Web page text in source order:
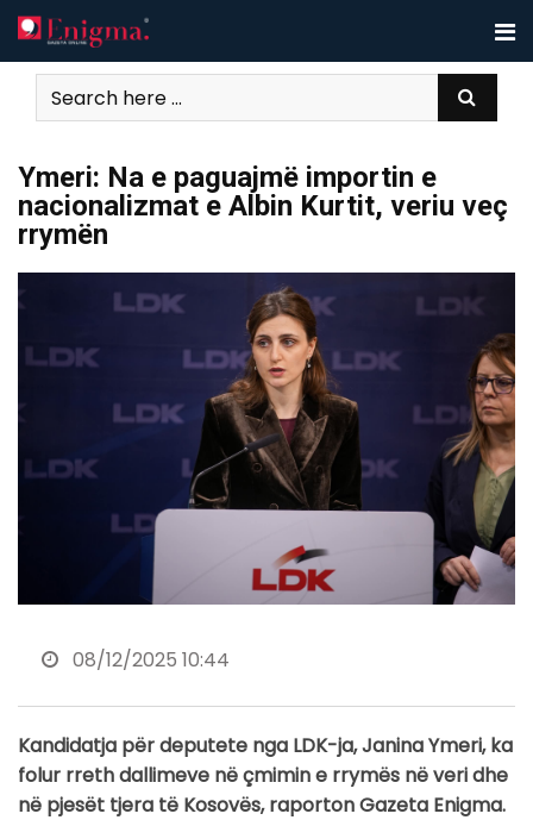
Skip
to
content
Ymeri: Na e paguajmë importin e
nacionalizmat e Albin Kurtit, veriu veç
rrymën
08/12/2025 10:44
Kandidatja për deputete nga LDK-ja, Janina Ymeri, ka
folur rreth dallimeve në çmimin e rrymës në veri dhe
në pjesët tjera të Kosovës, raporton Gazeta Enigma.